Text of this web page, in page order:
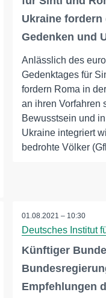
Ukraine
Gedenken und
Anlässlich des
Gedenktages für
fordern Roma in
an ihren Vorfahren
Bewusstsein und
Ukraine integriert
bedrohte Völker
01.08.2021 – 10:30
Deutsches Institut
Künftiger
Empfehlungen